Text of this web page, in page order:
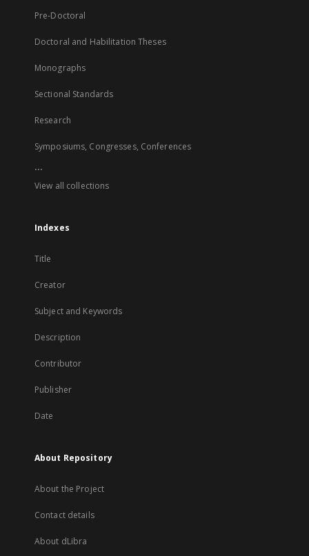
Pre-Doctoral
Doctoral and Habilitation Theses
Monographs
Sectional Standards
Research
Symposiums, Congresses, Conferences
...
View all collections
Indexes
Title
Creator
Subject and Keywords
Description
Contributor
Publisher
Date
About Repository
About the Project
Contact details
About dLibra